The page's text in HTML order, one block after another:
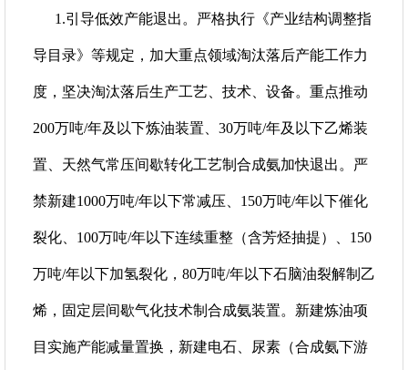
1.引导低效产能退出。严格执行《产业结构调整指
导目录》等规定，加大重点领域淘汰落后产能工作力
度，坚决淘汰落后生产工艺、技术、设备。重点推动
200万吨/年及以下炼油装置、30万吨/年及以下乙烯装
置、天然气常压间歇转化工艺制合成氨加快退出。严
禁新建1000万吨/年以下常减压、150万吨/年以下催化
裂化、100万吨/年以下连续重整（含芳烃抽提）、150
万吨/年以下加氢裂化，80万吨/年以下石脑油裂解制乙
烯，固定层间歇气化技术制合成氨装置。新建炼油项
目实施产能减量置换，新建电石、尿素（合成氨下游